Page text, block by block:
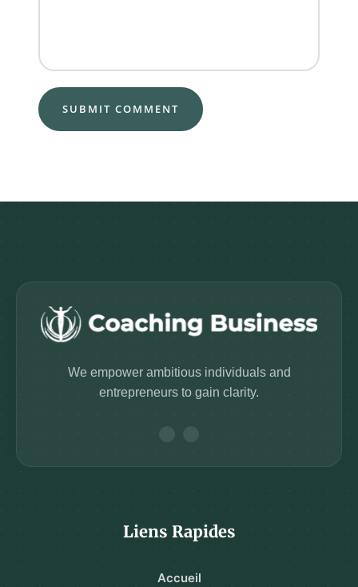
We empower ambitious individuals and
entrepreneurs to gain clarity.
Liens Rapides
Accueil